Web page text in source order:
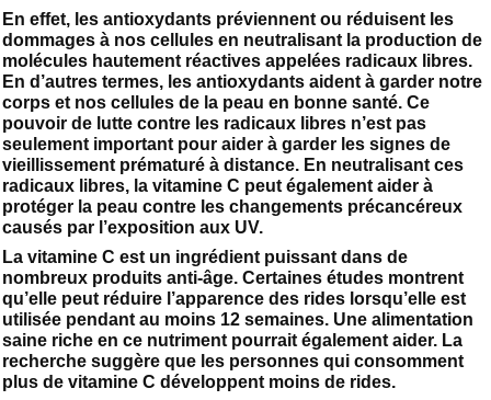
En effet, les antioxydants préviennent ou réduisent les
dommages à nos cellules en neutralisant la production de
molécules hautement réactives appelées radicaux libres.
En d’autres termes, les antioxydants aident à garder notre
corps et nos cellules de la peau en bonne santé. Ce
pouvoir de lutte contre les radicaux libres n’est pas
seulement important pour aider à garder les signes de
vieillissement prématuré à distance. En neutralisant ces
radicaux libres, la vitamine C peut également aider à
protéger la peau contre les changements précancéreux
causés par l’exposition aux UV.
La vitamine C est un ingrédient puissant dans de
nombreux produits anti-âge. Certaines études montrent
qu’elle peut réduire l’apparence des rides lorsqu’elle est
utilisée pendant au moins 12 semaines. Une alimentation
saine riche en ce nutriment pourrait également aider. La
recherche suggère que les personnes qui consomment
plus de vitamine C développent moins de rides.